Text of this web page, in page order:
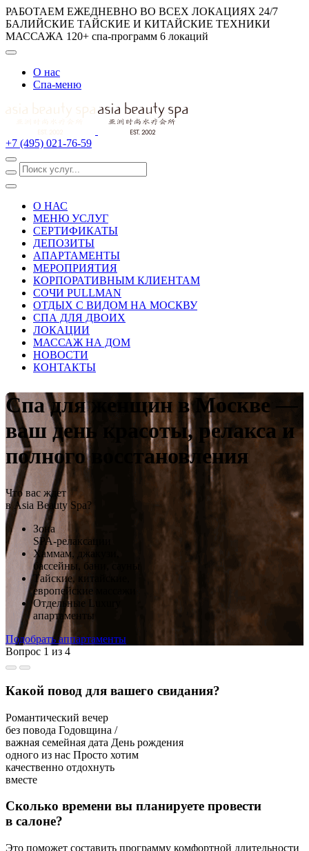
РАБОТАЕМ ЕЖЕДНЕВНО ВО ВСЕХ ЛОКАЦИЯХ 24/7
БАЛИЙСКИЕ ТАЙСКИЕ И КИТАЙСКИЕ ТЕХНИКИ
МАССАЖА 120+ спа-программ 6 локаций
О нас
Спа-меню
+7 (495) 021-76-59
О НАС
МЕНЮ УСЛУГ
СЕРТИФИКАТЫ
ДЕПОЗИТЫ
АПАРТАМЕНТЫ
МЕРОПРИЯТИЯ
КОРПОРАТИВНЫМ КЛИЕНТАМ
СОЧИ PULLMAN
ОТДЫХ С ВИДОМ НА МОСКВУ
СПА ДЛЯ ДВОИХ
ЛОКАЦИИ
МАССАЖ НА ДОМ
НОВОСТИ
КОНТАКТЫ
Спа для женщин в Москве —
ваш день красоты, релакса и
полного восстановления
Что вас ждет
в Asia Beauty Spa?
Зона
SPA-релаксации
Хаммам, джакузи,
бассейны, бани, сауны
Тайские, китайские,
европейские массажи
Отдельные Luxury
апартаменты
Подобрать аппартаменты
Вопрос 1 из 4
Какой повод для вашего свидания?
Романтический вечер
без повода Годовщина /
важная семейная дата День рождения
одного из нас Просто хотим
качественно отдохнуть
вместе
Сколько времени вы планируете провести
в салоне?
Это поможет составить программу комфортной длительности